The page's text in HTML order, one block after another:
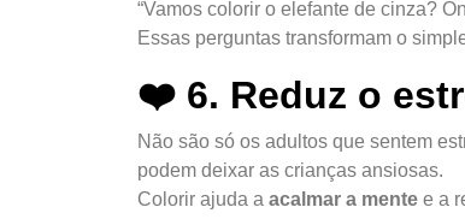
“Vamos colorir o elefante de cinza?
Essas perguntas transformam o
❤️ 6. Reduz o
Não são só os adultos que sentem
podem deixar as crianças ansiosas.
Colorir ajuda a acalmar a mente e a